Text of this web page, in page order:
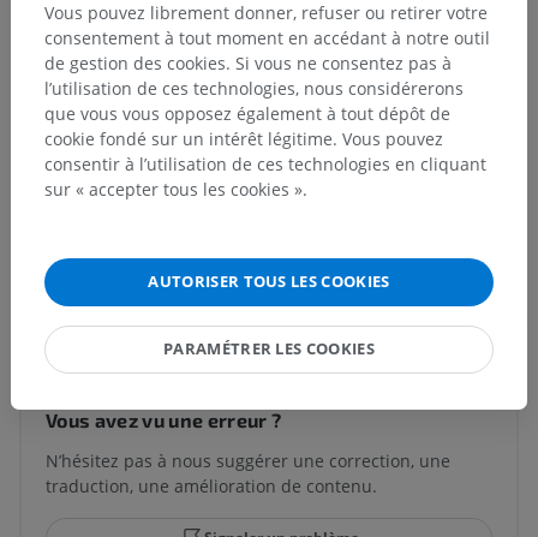
Anatomie humaine 1
Anatomie systémique> Système respiratoire>
Poumons> Sillon de la veine azygos
Structures sous-jacentes :Il n'y a aucune structure
sous-jacente
Traductions
Vous avez vu une erreur ?
N’hésitez pas à nous suggérer une correction, une
traduction, une amélioration de contenu.
Vous pouvez librement donner, refuser ou retirer votre
consentement à tout moment en accédant à notre outil
de gestion des cookies. Si vous ne consentez pas à
l’utilisation de ces technologies, nous considérerons
que vous vous opposez également à tout dépôt de
cookie fondé sur un intérêt légitime. Vous pouvez
consentir à l’utilisation de ces technologies en cliquant
sur « accepter tous les cookies ».
AUTORISER TOUS LES COOKIES
PARAMÉTRER LES COOKIES